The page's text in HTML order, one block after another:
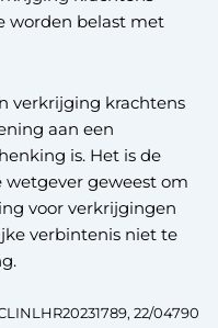
worden belast met
verkrijging krachtens
aan een
is. Het is de
geweest om
voor verkrijgingen
verbintenis niet te
22/04790